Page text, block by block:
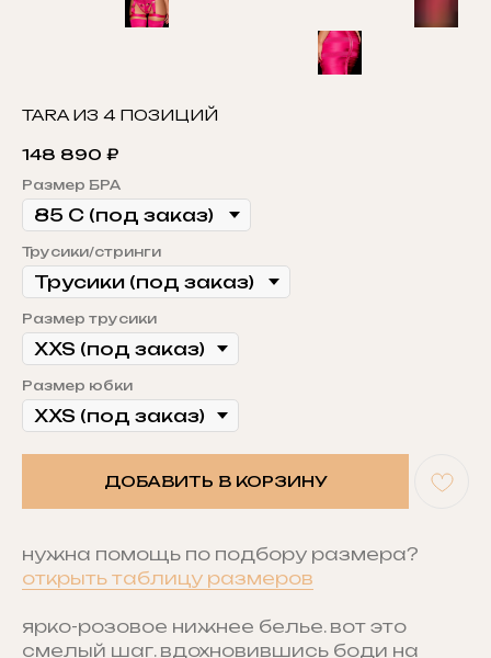
TARA ИЗ 4 ПОЗИЦИЙ
148 890 ₽
Размер БРА
Трусики/стринги
Размер трусики
Размер юбки
ДОБАВИТЬ В КОРЗИНУ
нужна помощь по подбору размера?
открыть таблицу размеров
ярко-розовое нижнее белье. вот это
смелый шаг. вдохновившись боди на